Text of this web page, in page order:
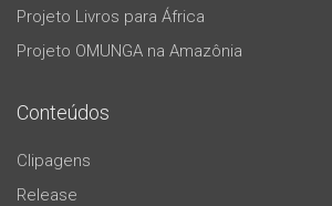
Projeto Livros para África
Projeto OMUNGA na Amazônia
Conteúdos
Clipagens
Release